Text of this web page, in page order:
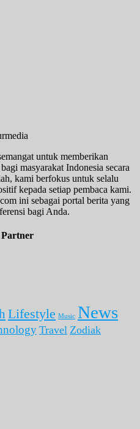
untuk memberikan
masyarakat Indonesia secara
kami berfokus untuk selalu
kepada setiap pembaca kami.
ini sebagai portal berita yang
bagi Anda.
Lifestyle Music News
Travel Zodiak